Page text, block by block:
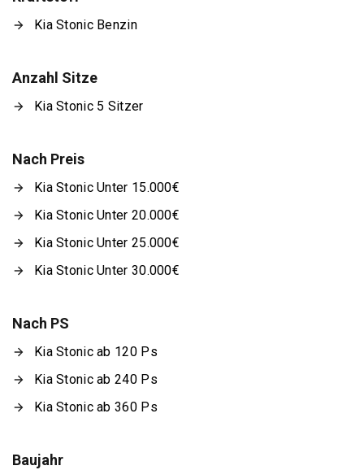
Kia Stonic Benzin
Anzahl Sitze
Kia Stonic 5 Sitzer
Nach Preis
Kia Stonic Unter 15.000€
Kia Stonic Unter 20.000€
Kia Stonic Unter 25.000€
Kia Stonic Unter 30.000€
Nach PS
Kia Stonic ab 120 Ps
Kia Stonic ab 240 Ps
Kia Stonic ab 360 Ps
Baujahr